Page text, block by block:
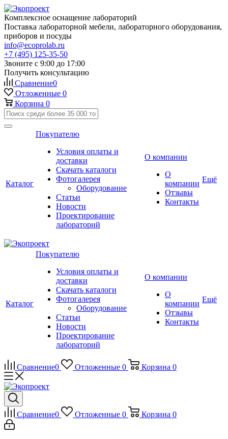
Комплексное оснащение лабораторий
Поставка лабораторной мебели, лабораторного оборудования,
приборов и посуды
info@ecoprolab.ru
+7 (495) 125-35-50
Звоните с 9:00 до 17:00
Получить консультацию
Сравнение0
Отложенные 0
Корзина 0
Каталог
Покупателю
Условия оплаты и
доставки
Скачать каталоги
Фотогалерея
Оборудование
Статьи
Новости
Проектирование
лабораторий
О компании
О
компании
Отзывы
Контакты
Ещё
Каталог
Покупателю
Условия оплаты и
доставки
Скачать каталоги
Фотогалерея
Оборудование
Статьи
Новости
Проектирование
лабораторий
О компании
О
компании
Отзывы
Контакты
Ещё
Сравнение0 Отложенные 0 Корзина 0
Сравнение0 Отложенные 0 Корзина 0